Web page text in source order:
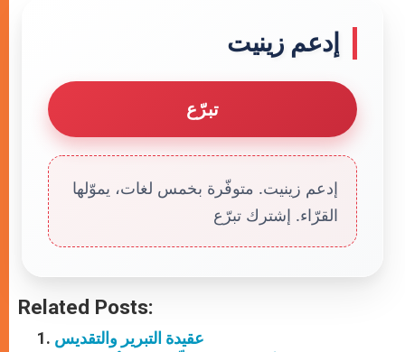
إدعم زينيت
تبرّع
إدعم زينيت. متوفّرة بخمس لغات، يموّلها
القرّاء. إشترك تبرّع
Related Posts:
عقيدة التبرير والتقديس